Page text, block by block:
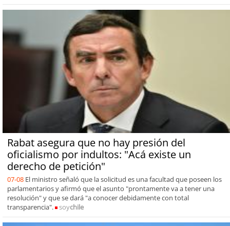
Rabat asegura que no hay presión del
oficialismo por indultos: "Acá existe un
derecho de petición"
07-08 El ministro señaló que la solicitud es una facultad que poseen los
parlamentarios y afirmó que el asunto "prontamente va a tener una
resolución" y que se dará "a conocer debidamente con total
transparencia".
soychile